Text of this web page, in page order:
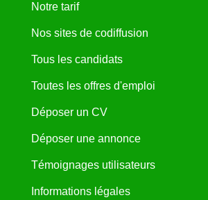
Notre tarif
Nos sites de codiffusion
Tous les candidats
Toutes les offres d'emploi
Déposer un CV
Déposer une annonce
Témoignages utilisateurs
Informations légales